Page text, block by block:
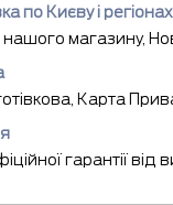
по Києву і регіонах
нашого магазину,
Карта
гарантії